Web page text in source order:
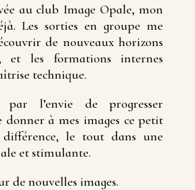
au club Image Opale, mon
Les sorties en groupe me
de nouveaux horizons
et les formations internes
technique.
l’envie de progresser
à mes images ce petit
le tout dans une
et stimulante.
de nouvelles images.